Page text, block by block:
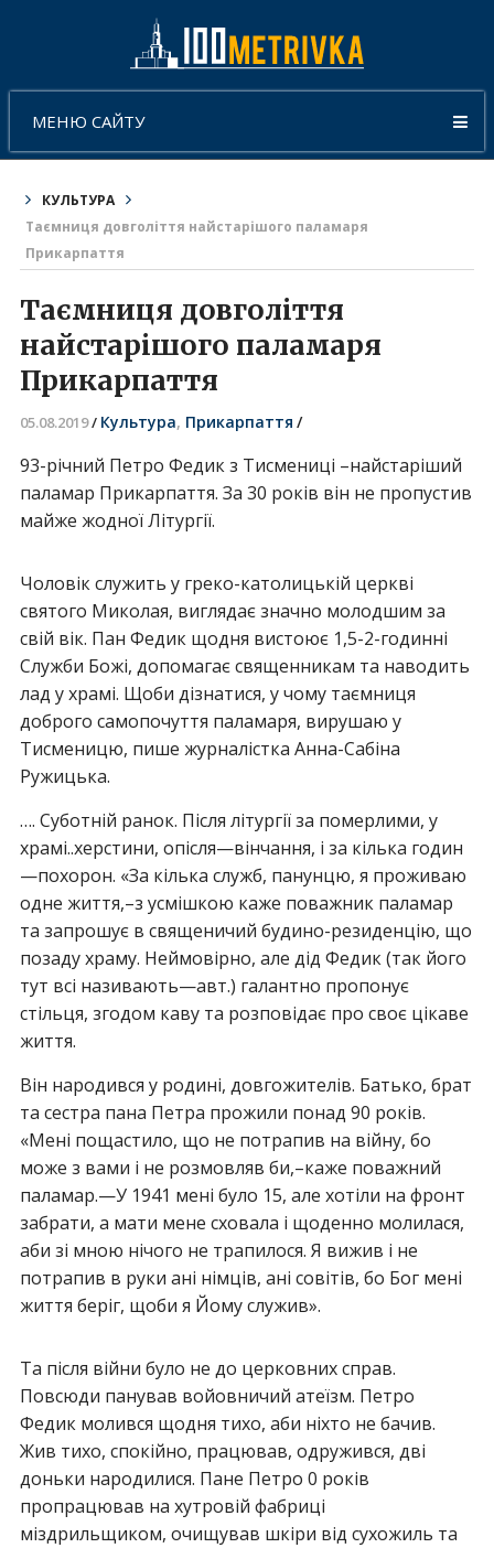
МЕНЮ САЙТУ
КУЛЬТУРА
Таємниця довголіття найстарішого паламаря
Прикарпаття
Таємниця довголіття
найстарішого паламаря
Прикарпаття
05.08.2019/ Культура, Прикарпаття /
93-річний Петро Федик з Тисмениці –найстаріший
паламар Прикарпаття. За 30 років він не пропустив
майже жодної Літургії.
Чоловік служить у греко-католицькій церкві
святого Миколая, виглядає значно молодшим за
свій вік. Пан Федик щодня вистоює 1,5-2-годинні
Служби Божі, допомагає священникам та наводить
лад у храмі. Щоби дізнатися, у чому таємниця
доброго самопочуття паламаря, вирушаю у
Тисменицю, пише журналістка Анна-Сабіна
Ружицька.
…. Суботній ранок. Після літургії за померлими, у
храмі..херстини, опісля—вінчання, і за кілька годин
—похорон. «За кілька служб, панунцю, я проживаю
одне життя,–з усмішкою каже поважник паламар
та запрошує в священичий будино-резиденцію, що
позаду храму. Неймовірно, але дід Федик (так його
тут всі називають—авт.) галантно пропонує
стільця, згодом каву та розповідає про своє цікаве
життя.
Він народився у родині, довгожителів. Батько, брат
та сестра пана Петра прожили понад 90 років.
«Мені пощастило, що не потрапив на війну, бо
може з вами і не розмовляв би,–каже поважний
паламар.—У 1941 мені було 15, але хотіли на фронт
забрати, а мати мене сховала і щоденно молилася,
аби зі мною нічого не трапилося. Я вижив і не
потрапив в руки ані німців, ані совітів, бо Бог мені
життя беріг, щоби я Йому служив».
Та після війни було не до церковних справ.
Повсюди панував войовничий атеїзм. Петро
Федик молився щодня тихо, аби ніхто не бачив.
Жив тихо, спокійно, працював, одружився, дві
доньки народилися. Пане Петро 0 років
пропрацював на хутровій фабриці
міздрильщиком, очищував шкіри від сухожиль та